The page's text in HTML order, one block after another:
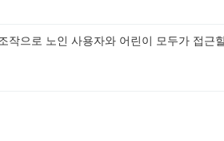
으로 노인 사용자와 어린이 모두가 접근